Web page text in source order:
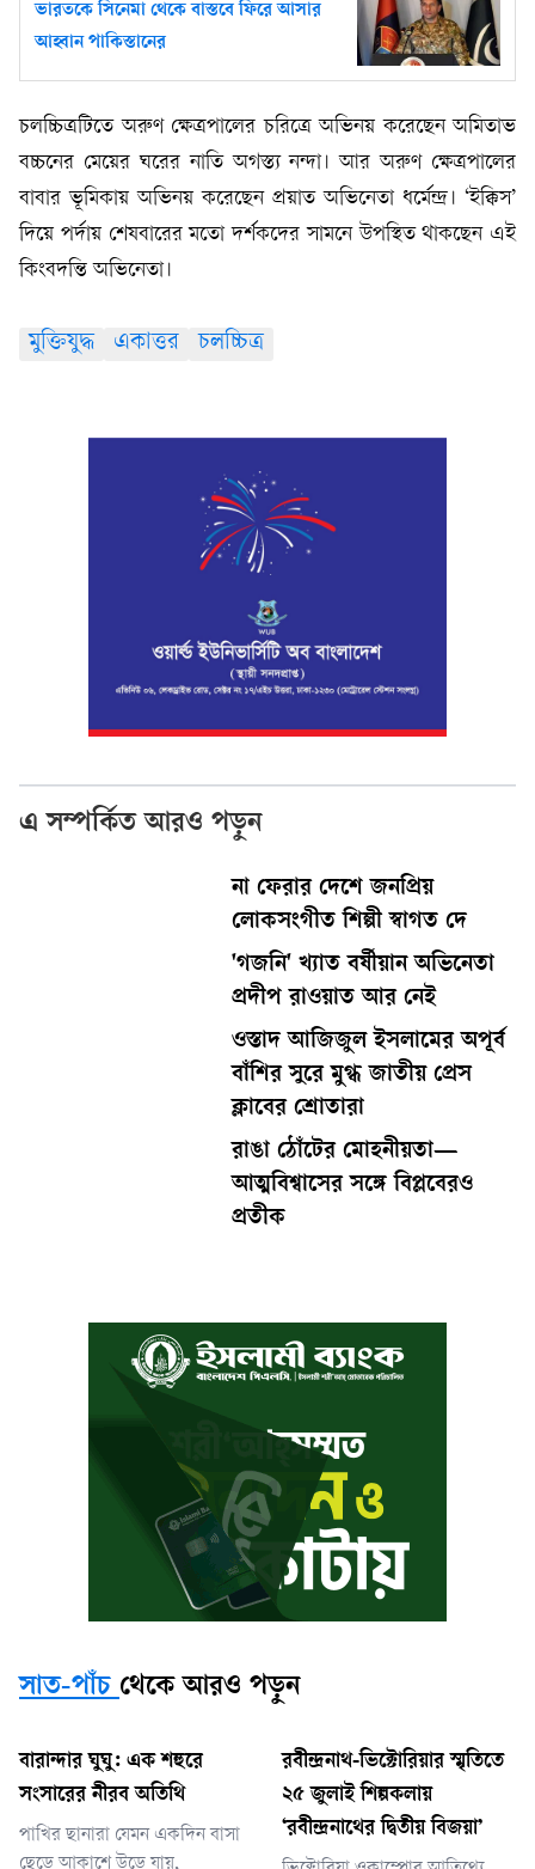
ভারতকে সিনেমা থেকে বাস্তবে ফিরে আসার
আহ্বান পাকিস্তানের
চলচ্চিত্রটিতে অরুণ ক্ষেত্রপালের চরিত্রে অভিনয় করেছেন অমিতাভ
বচ্চনের মেয়ের ঘরের নাতি অগস্ত্য নন্দা। আর অরুণ ক্ষেত্রপালের
বাবার ভূমিকায় অভিনয় করেছেন প্রয়াত অভিনেতা ধর্মেন্দ্র। ‘ইক্কিস’
দিয়ে পর্দায় শেষবারের মতো দর্শকদের সামনে উপস্থিত থাকছেন এই
কিংবদন্তি অভিনেতা।
মুক্তিযুদ্ধ একাত্তর চলচ্চিত্র
এ সম্পর্কিত আরও পড়ুন
না ফেরার দেশে জনপ্রিয়
লোকসংগীত শিল্পী স্বাগত দে
'গজনি' খ্যাত বর্ষীয়ান অভিনেতা
প্রদীপ রাওয়াত আর নেই
ওস্তাদ আজিজুল ইসলামের অপূর্ব
বাঁশির সুরে মুগ্ধ জাতীয় প্রেস
ক্লাবের শ্রোতারা
রাঙা ঠোঁটের মোহনীয়তা—
আত্মবিশ্বাসের সঙ্গে বিপ্লবেরও
প্রতীক
সাত-পাঁচ থেকে আরও পড়ুন
বারান্দার ঘুঘু: এক শহুরে
সংসারের নীরব অতিথি
পাখির ছানারা যেমন একদিন বাসা
ছেড়ে আকাশে উড়ে যায়,
রবীন্দ্রনাথ-ভিক্টোরিয়ার স্মৃতিতে
২৫ জুলাই শিল্পকলায়
‘রবীন্দ্রনাথের দ্বিতীয় বিজয়া’